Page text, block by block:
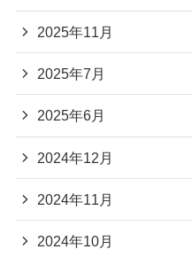
2025年11月
2025年7月
2025年6月
2024年12月
2024年11月
2024年10月